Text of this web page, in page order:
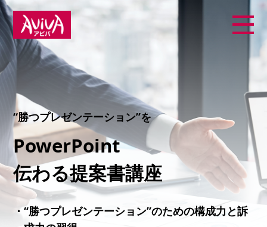
“勝つプレゼンテーション”を
PowerPoint
伝わる提案書講座
・“勝つプレゼンテーション”のための構成力と訴